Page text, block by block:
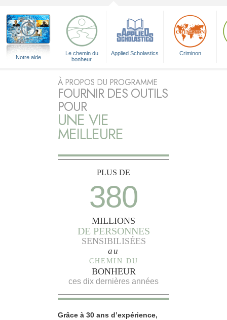
Notre aide
Le chemin du
bonheur
Applied Scholastics Criminon
À PROPOS DU PROGRAMME
FOURNIR DES OUTILS
POUR
UNE VIE
MEILLEURE
PLUS DE
380
MILLIONS
DE PERSONNES
SENSIBILISÉES
au
CHEMIN DU
BONHEUR
ces dix dernières années
Grâce à 30 ans d’expérience,